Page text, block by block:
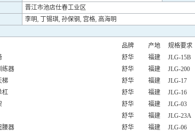
晋江市池店仕春工业区
李明, 丁锡琪, 孙保钢, 宫格, 高海明
品牌 产地 规格要求
舒华 福建 JLG-15B
练器 舒华 福建 JLG-200
梯 舒华 福建 JLG-17
杠 舒华 福建 JLG-16
舒华 福建 JLG-03
舒华 福建 JLG-23A
腰器 舒华 福建 JLG-06